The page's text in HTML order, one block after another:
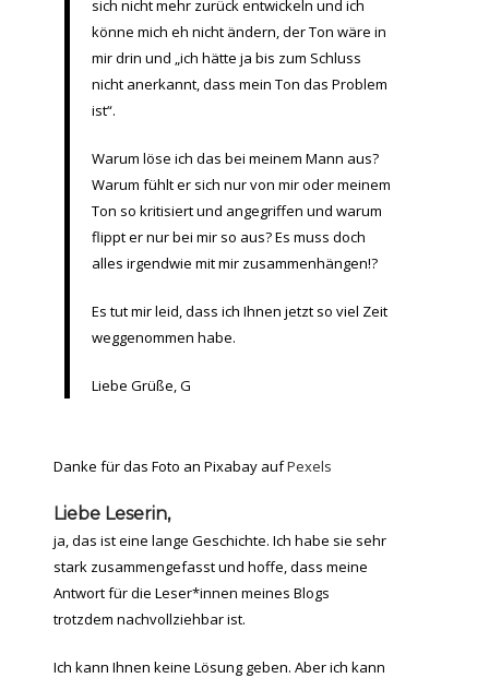
sich nicht mehr zurück entwickeln und ich
könne mich eh nicht ändern, der Ton wäre in
mir drin und „ich hätte ja bis zum Schluss
nicht anerkannt, dass mein Ton das Problem
ist“.
Warum löse ich das bei meinem Mann aus?
Warum fühlt er sich nur von mir oder meinem
Ton so kritisiert und angegriffen und warum
flippt er nur bei mir so aus? Es muss doch
alles irgendwie mit mir zusammenhängen!?
Es tut mir leid, dass ich Ihnen jetzt so viel Zeit
weggenommen habe.
Liebe Grüße, G
Danke für das Foto an Pixabay aufPexels
Liebe Leserin,
ja, das ist eine lange Geschichte. Ich habe sie sehr
stark zusammengefasst und hoffe, dass meine
Antwort für die Leser*innen meines Blogs
trotzdem nachvollziehbar ist.
Ich kann Ihnen keine Lösung geben. Aber ich kann